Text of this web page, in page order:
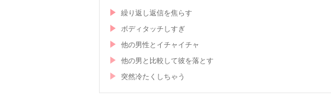
繰り返し返信を焦らす
ボディタッチしすぎ
他の男性とイチャイチャ
他の男と比較して彼を落とす
突然冷たくしちゃう